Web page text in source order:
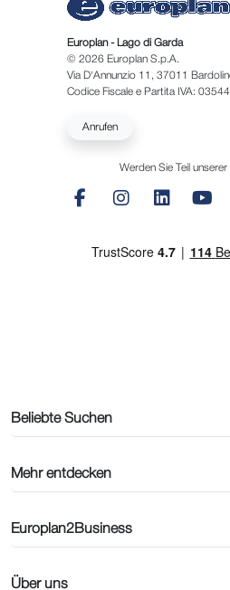
Beliebte Suchen
Mehr entdecken
Europlan2Business
Über uns
Europlan - Lago di Garda
© 2026 Europlan S.p.A.
Via D'Annunzio 11, 37011
Codice Fiscale e Partita IVA:
Anrufen
Werden Sie Teil